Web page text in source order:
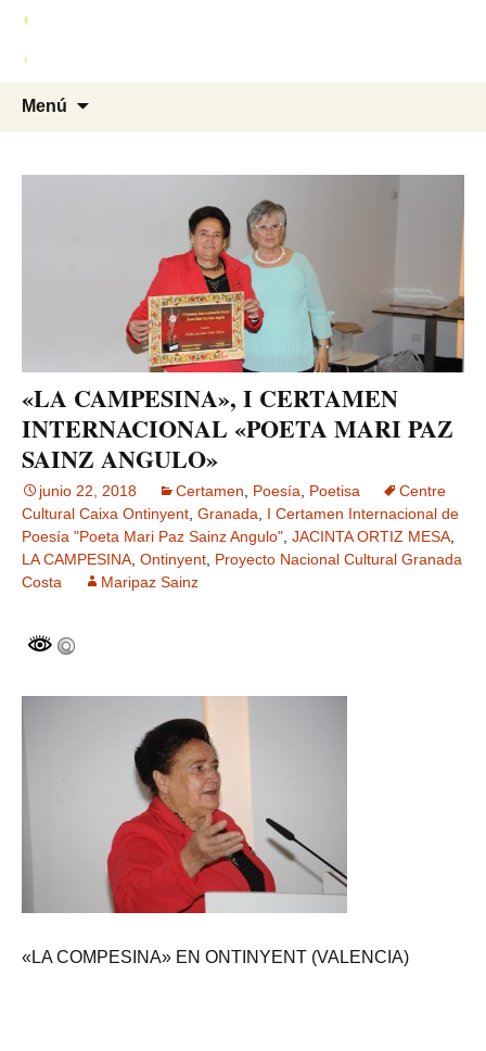
contenido
'
'
Menú
«LA CAMPESINA», I CERTAMEN
INTERNACIONAL «POETA MARI PAZ
SAINZ ANGULO»
junio 22, 2018 Certamen, Poesía, Poetisa
Centre
Cultural Caixa Ontinyent, Granada, I Certamen Internacional de
Poesía "Poeta Mari Paz Sainz Angulo", JACINTA ORTIZ MESA,
LA CAMPESINA, Ontinyent, Proyecto Nacional Cultural Granada
Costa
Maripaz Sainz
«LA COMPESINA» EN ONTINYENT (VALENCIA)